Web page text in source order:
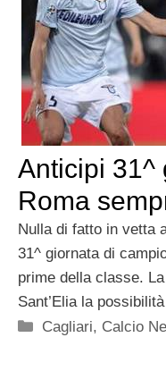
Anticipi 31^
Roma
Nulla di fatto in vetta
31^ giornata di
prime della classe.
Sant’Elia la possibilità
Categorie
Cagliari, Calcio